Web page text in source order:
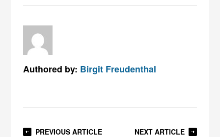
Authored by: Birgit Freudenthal
PREVIOUS ARTICLE NEXT ARTICLE